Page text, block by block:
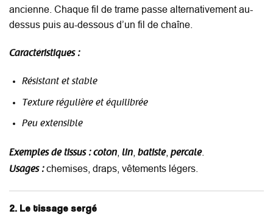
ancienne. Chaque fil de trame passe alternativement au-
dessus puis au-dessous d’un fil de chaîne.
Caractéristiques :
Résistant et stable
Texture régulière et équilibrée
Peu extensible
Exemples de tissus : coton lin batiste, percale.
Usages :chemises, draps, vêtements légers.
2. Le tissage sergé